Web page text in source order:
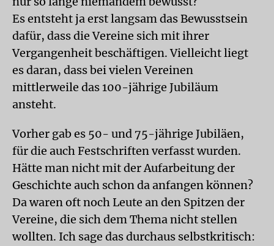
Es entsteht ja erst langsam das Bewusstsein
dafür, dass die Vereine sich mit ihrer
Vergangenheit beschäftigen. Vielleicht liegt
es daran, dass bei vielen Vereinen
mittlerweile das 100-jährige Jubiläum
ansteht.
Vorher gab es 50- und 75-jährige Jubiläen,
für die auch Festschriften verfasst wurden.
Hätte man nicht mit der Aufarbeitung der
Geschichte auch schon da anfangen können?
Da waren oft noch Leute an den Spitzen der
Vereine, die sich dem Thema nicht stellen
wollten. Ich sage das durchaus selbstkritisch: